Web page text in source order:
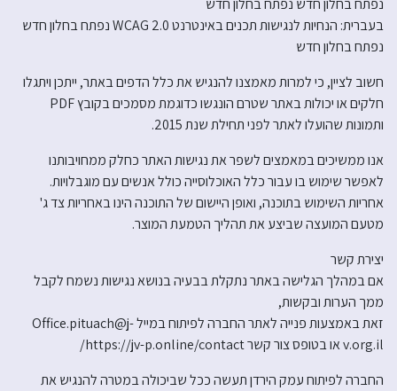
נפתח בחלון חדש נפתח בחלון חדש
בעברית: הנחיות לנגישות תכנים באינטרנט WCAG 2.0 נפתח בחלון חדש
נפתח בחלון חדש
חשוב לציין, כי למרות מאמצנו להנגיש את כלל הדפים באתר, ייתכן ויתגלו
חלקים או יכולות באתר שטרם הונגשו כדוגמת מסמכים בקובץ PDF
ותמונות שהועלו לאתר לפני תחילת שנת 2015.
אנו ממשיכים במאמצים לשפר את נגישות האתר כחלק ממחויבותנו
לאפשר שימוש בו עבור כלל האוכלוסייה כולל אנשים עם מוגבלויות.
אחריות השימוש בתוכנה, ואופן היישום של התוכנה הינו באחריות צד ג'
מטעם המועצה שביצע את תהליך הטמעת המוצר.
יצירת קשר
אם במהלך הגלישה באתר נתקלת בבעיה בנושא נגישות נשמח לקבל
ממך הערות ובקשות,
זאת באמצעות פנייה לאתר החברה לפיתוח במייל Office.pituach@j-
v.org.il או בטופס צור קשר https://jv-p.online/contact/
החברה לפיתוח עמק הירדן תעשה ככל שביכולה במטרה להנגיש את